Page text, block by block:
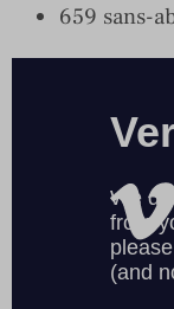
659 sans-